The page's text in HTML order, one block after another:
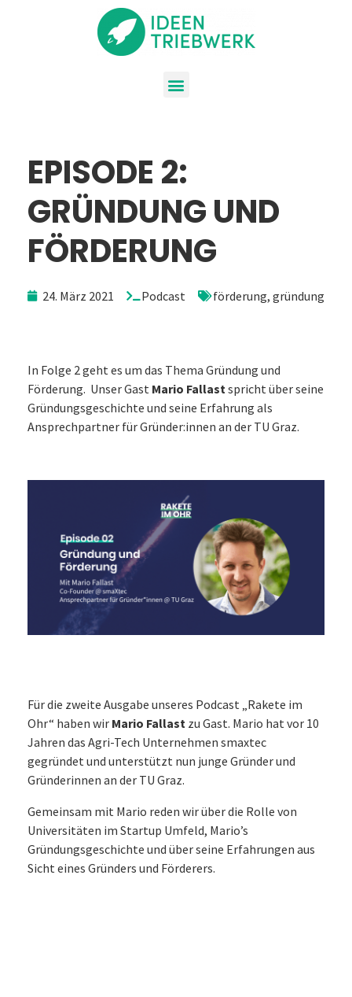
EPISODE 2:
GRÜNDUNG UND
FÖRDERUNG
24. März 2021 Podcast förderung, gründung
In Folge 2 geht es um das Thema Gründung und
Förderung. Unser Gast Mario Fallastspricht über seine
Gründungsgeschichte und seine Erfahrung als
Ansprechpartner für Gründer:innen an der TU Graz.
Für die zweite Ausgabe unseres Podcast „Rakete im
Ohr“ haben wir Mario Fallast zu Gast. Mario hat vor 10
Jahren das Agri-Tech Unternehmen smaxtec
gegründet und unterstützt nun junge Gründer und
Gründerinnen an der TU Graz.
Gemeinsam mit Mario reden wir über die Rolle von
Universitäten im Startup Umfeld, Mario’s
Gründungsgeschichte und über seine Erfahrungen aus
Sicht eines Gründers und Förderers.